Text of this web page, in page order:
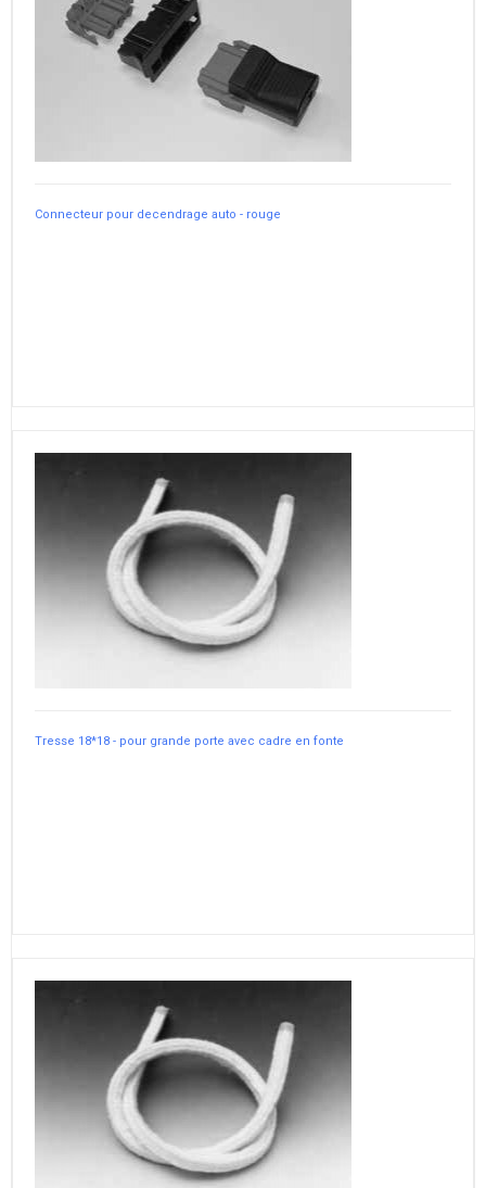
Connecteur pour decendrage auto - rouge
Tresse 18*18 - pour grande porte avec cadre en fonte